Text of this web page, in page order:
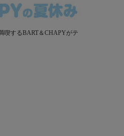
喫するBART＆CHAPYがテ